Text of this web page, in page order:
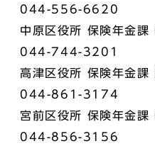
044-556-6620
中原区役所 保険年金課
044-744-3201
高津区役所 保険年金課
044-861-3174
宮前区役所 保険年金課
044-856-3156